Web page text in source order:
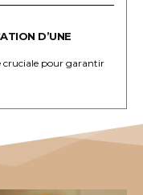
D’UNE
cruciale pour garantir